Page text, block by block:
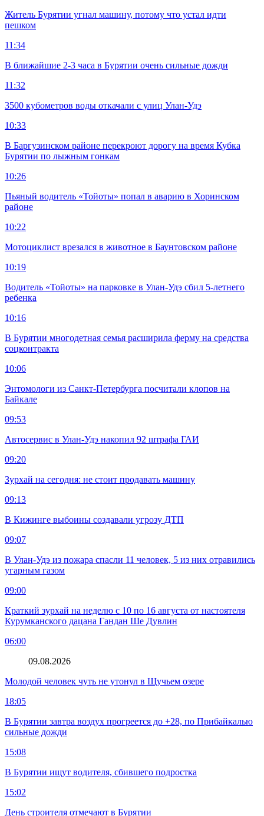
Житель Бурятии угнал машину, потому что устал идти
пешком
11:34
В ближайшие 2-3 часа в Бурятии очень сильные дожди
11:32
3500 кубометров воды откачали с улиц Улан-Удэ
10:33
В Баргузинском районе перекроют дорогу на время Кубка
Бурятии по лыжным гонкам
10:26
Пьяный водитель «Тойоты» попал в аварию в Хоринском
районе
10:22
Мотоциклист врезался в животное в Баунтовском районе
10:19
Водитель «Тойоты» на парковке в Улан-Удэ сбил 5-летнего
ребенка
10:16
В Бурятии многодетная семья расширила ферму на средства
соцконтракта
10:06
Энтомологи из Санкт-Петербурга посчитали клопов на
Байкале
09:53
Автосервис в Улан-Удэ накопил 92 штрафа ГАИ
09:20
Зурхай на сегодня: не стоит продавать машину
09:13
В Кижинге выбоины создавали угрозу ДТП
09:07
В Улан-Удэ из пожара спасли 11 человек, 5 из них отравились
угарным газом
09:00
Краткий зурхай на неделю с 10 по 16 августа от настоятеля
Курумканского дацана Гандан Ше Дувлин
06:00
09.08.2026
Молодой человек чуть не утонул в Щучьем озере
18:05
В Бурятии завтра воздух прогреется до +28, по Прибайкалью
сильные дожди
15:08
В Бурятии ищут водителя, сбившего подростка
15:02
День строителя отмечают в Бурятии